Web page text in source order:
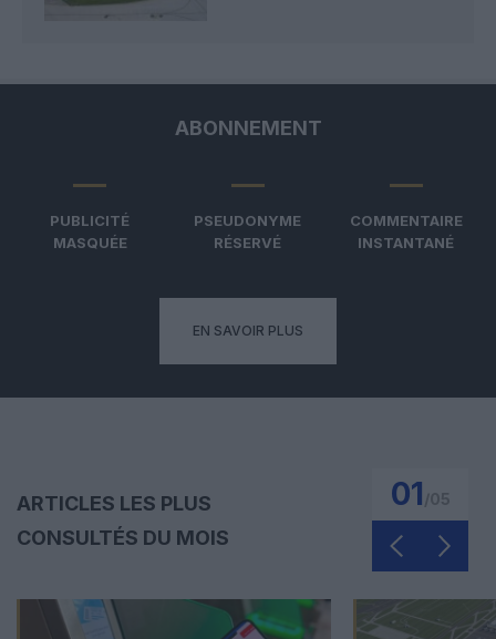
ABONNEMENT
PUBLICITÉ
MASQUÉE
PSEUDONYME
RÉSERVÉ
COMMENTAIRE
INSTANTANÉ
EN SAVOIR PLUS
ARTICLES LES PLUS
CONSULTÉS DU MOIS
01